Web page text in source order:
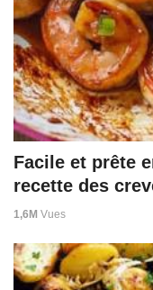
Facile et prête
recette des
1,6M Vues